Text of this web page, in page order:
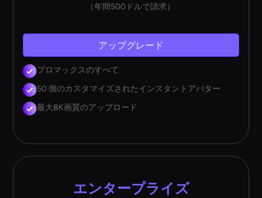
（年間500ドルで請求）
アップグレード
プロマックスのすべて
50 個のカスタマイズされたインスタントアバター
最大8K画質のアップロード
エンタープライズ